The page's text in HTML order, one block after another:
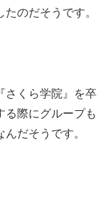
のだそうです。
さくら学院』を卒
る際にグループも
だそうです。